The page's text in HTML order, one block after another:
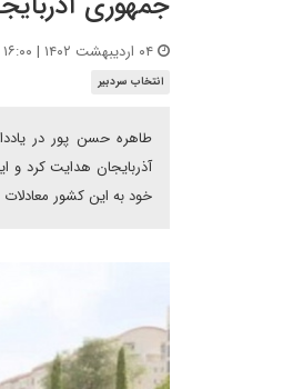
انتخاب سردبیر
طاهره حسن پور در
آذربایجان هدایت کرد و
خود به این کشور